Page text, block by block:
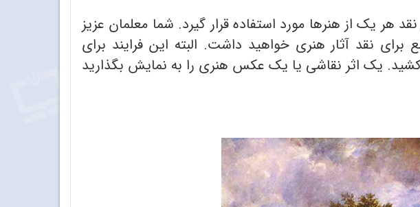
هر یک از هنرها مورد استفاده قرار گیرد. شما معلمان عزیز
نقد آثار هنری خواهید داشت. البته این فرایند برای
کشید. یک اثر نقاشی یا یک عکس هنری را به نمایش بگذارید